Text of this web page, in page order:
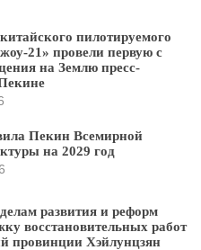
пилотируемого
21» провели первую с
на Землю пресс-
Пекин Всемирной
на 2029 год
развития и реформ
восстановительных работ
провинции Хэйлунцзян